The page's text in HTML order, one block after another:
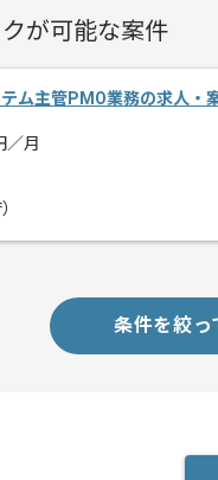
が可能な案件
テム主管PMO業務の求人・
／月
条件を絞っ